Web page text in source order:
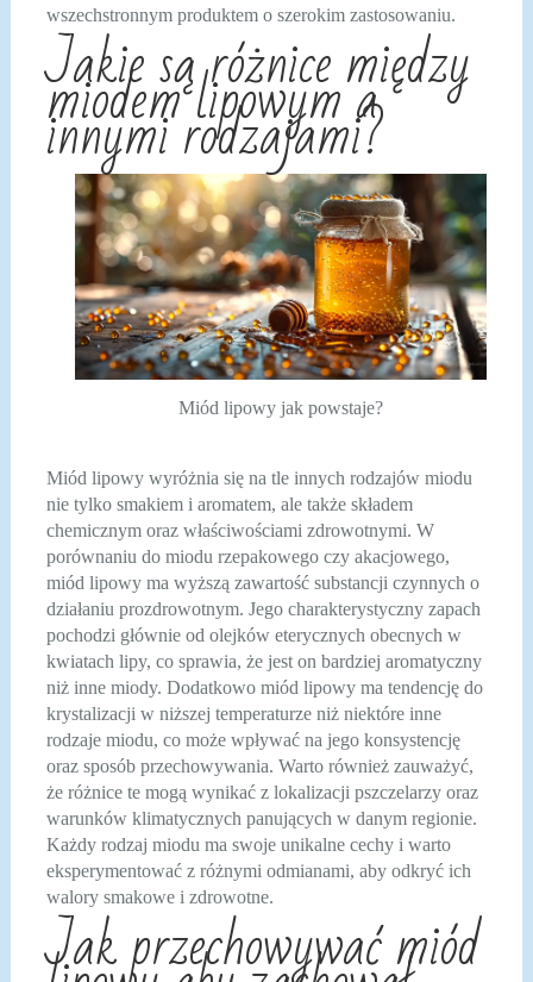
wszechstronnym produktem o szerokim zastosowaniu.
Jakie są różnice między
miodem lipowym a
innymi rodzajami?
Miód lipowy jak powstaje?
Miód lipowy wyróżnia się na tle innych rodzajów miodu
nie tylko smakiem i aromatem, ale także składem
chemicznym oraz właściwościami zdrowotnymi. W
porównaniu do miodu rzepakowego czy akacjowego,
miód lipowy ma wyższą zawartość substancji czynnych o
działaniu prozdrowotnym. Jego charakterystyczny zapach
pochodzi głównie od olejków eterycznych obecnych w
kwiatach lipy, co sprawia, że jest on bardziej aromatyczny
niż inne miody. Dodatkowo miód lipowy ma tendencję do
krystalizacji w niższej temperaturze niż niektóre inne
rodzaje miodu, co może wpływać na jego konsystencję
oraz sposób przechowywania. Warto również zauważyć,
że różnice te mogą wynikać z lokalizacji pszczelarzy oraz
warunków klimatycznych panujących w danym regionie.
Każdy rodzaj miodu ma swoje unikalne cechy i warto
eksperymentować z różnymi odmianami, aby odkryć ich
walory smakowe i zdrowotne.
Jak przechowywać miód